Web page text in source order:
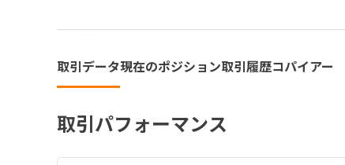
取引データ現在のポジション取引履歴コパイアー
取引パフォーマンス